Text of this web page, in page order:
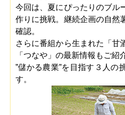
今回は、夏にぴったりのブル
作りに挑戦。継続企画の自然
確認。
さらに番組から生まれた「甘
「つなや」の最新情報もご紹
”儲かる農業”を目指す３人の
す。